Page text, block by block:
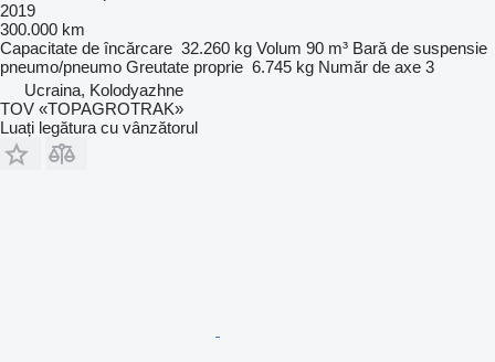
2019
300.000 km
Capacitate de încărcare 32.260 kg Volum 90 m³ Bară de suspensie
pneumo/pneumo Greutate proprie 6.745 kg Număr de axe 3
Ucraina, Kolodyazhne
TOV «TOPAGROTRAK»
Luați legătura cu vânzătorul